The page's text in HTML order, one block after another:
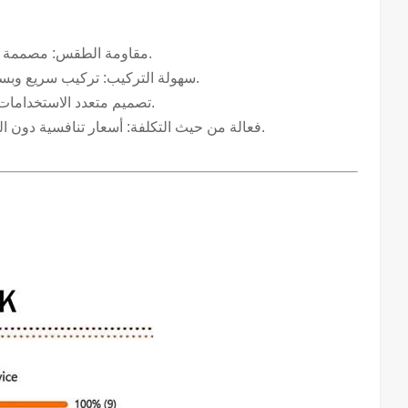
مقاومة الطقس: مصممة لتحمل الظروف الجوية القاسية، بما في ذلك الأمطار الغزيرة والرياح والثلوج.
سهولة التركيب: تركيب سريع وبسيط باستخدام الحد الأدنى من الأدوات، مما يقلل من تكاليف العمالة الإجمالية.
تصميم متعدد الاستخدامات: مكونات قابلة للتعديل لتناسب بشكل مثالي أنواع مختلفة من أسطح البلاط.
فعالة من حيث التكلفة: أسعار تنافسية دون المساس بالجودة، مما يجعلها خيارًا ميسور التكلفة لتركيبات الطاقة الشمسية.